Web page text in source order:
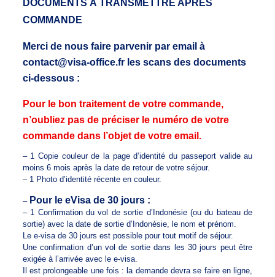
DOCUMENTS À TRANSMETTRE APRÈS
COMMANDE
Merci de nous faire parvenir par email à
contact@visa-office.fr les scans des documents
ci-dessous :
Pour le bon traitement de votre commande,
n’oubliez pas de préciser le numéro de votre
commande dans l’objet de votre email.
– 1 Copie couleur de la page d’identité du passeport valide au
moins 6 mois après la date de retour de votre séjour.
– 1 Photo d’identité récente en couleur.
– Pour le eVisa de 30 jours :
– 1 Confirmation du vol de sortie d’Indonésie (ou du bateau de
sortie) avec la date de sortie d’Indonésie, le nom et prénom.
Le e-visa de 30 jours est possible pour tout motif de séjour.
Une confirmation d’un vol de sortie dans les 30 jours peut être
exigée à l’arrivée avec le e-visa.
Il est prolongeable une fois : la demande devra se faire en ligne,